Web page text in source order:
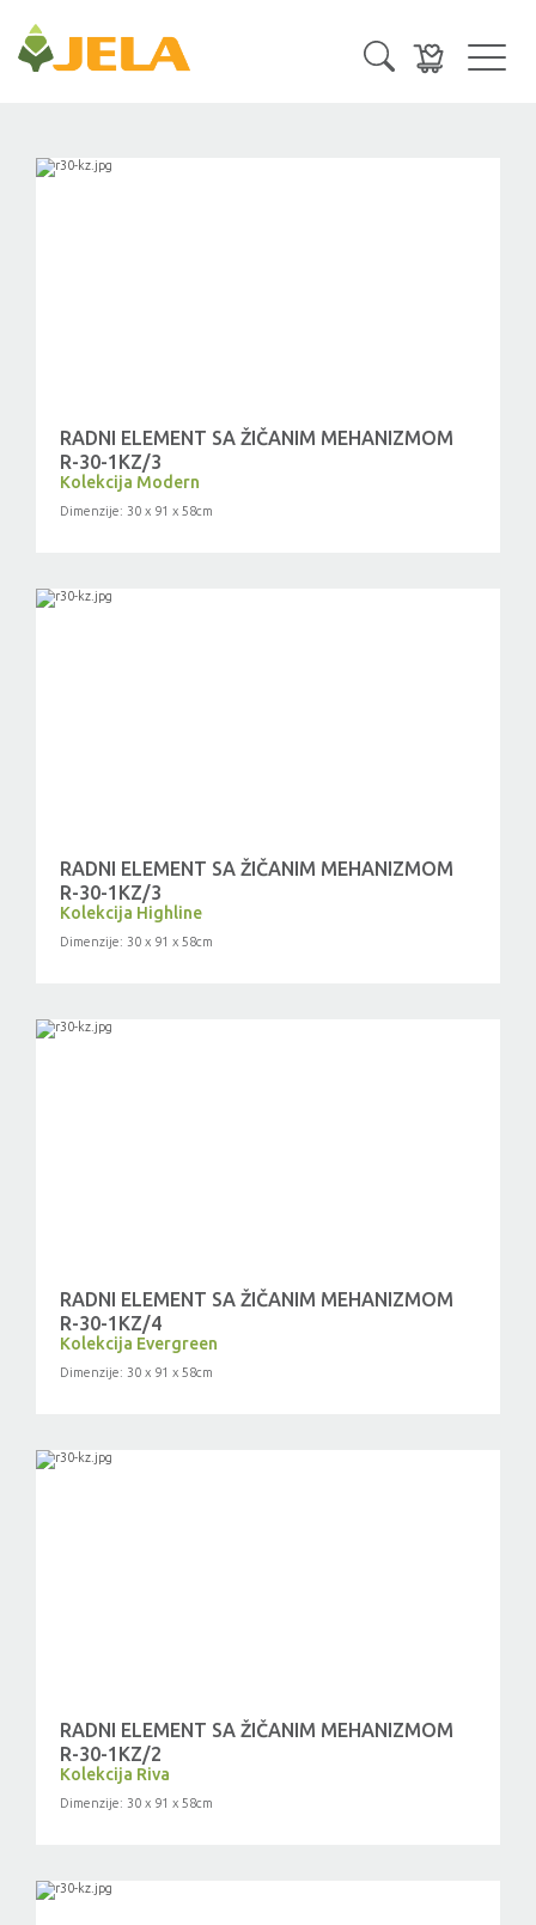
RADNI ELEMENT SA ŽIČANIM MEHANIZMOM
R-30-1KZ/3
Kolekcija Modern
Dimenzije: 30 x 91 x 58cm
RADNI ELEMENT SA ŽIČANIM MEHANIZMOM
R-30-1KZ/3
Kolekcija Highline
Dimenzije: 30 x 91 x 58cm
RADNI ELEMENT SA ŽIČANIM MEHANIZMOM
R-30-1KZ/4
Kolekcija Evergreen
Dimenzije: 30 x 91 x 58cm
RADNI ELEMENT SA ŽIČANIM MEHANIZMOM
R-30-1KZ/2
Kolekcija Riva
Dimenzije: 30 x 91 x 58cm